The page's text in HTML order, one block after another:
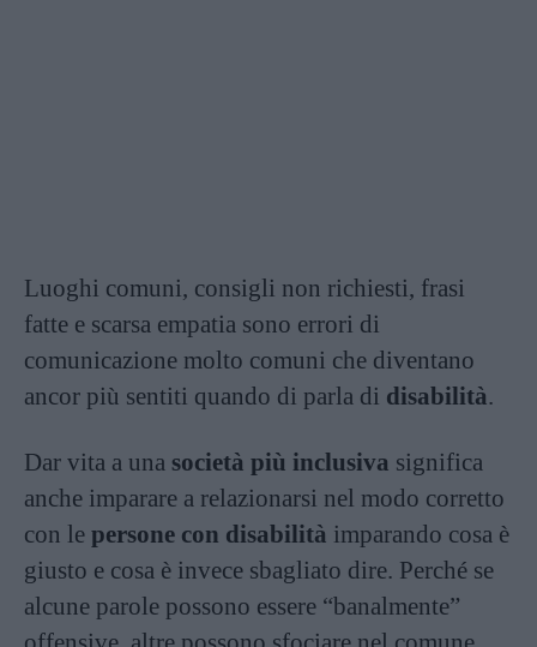
Luoghi comuni, consigli non richiesti, frasi
fatte e scarsa empatia sono errori di
comunicazione molto comuni che diventano
ancor più sentiti quando di parla di disabilità.
Dar vita a una società più inclusiva significa
anche imparare a relazionarsi nel modo corretto
con le persone con disabilità imparando cosa è
giusto e cosa è invece sbagliato dire. Perché se
alcune parole possono essere “banalmente”